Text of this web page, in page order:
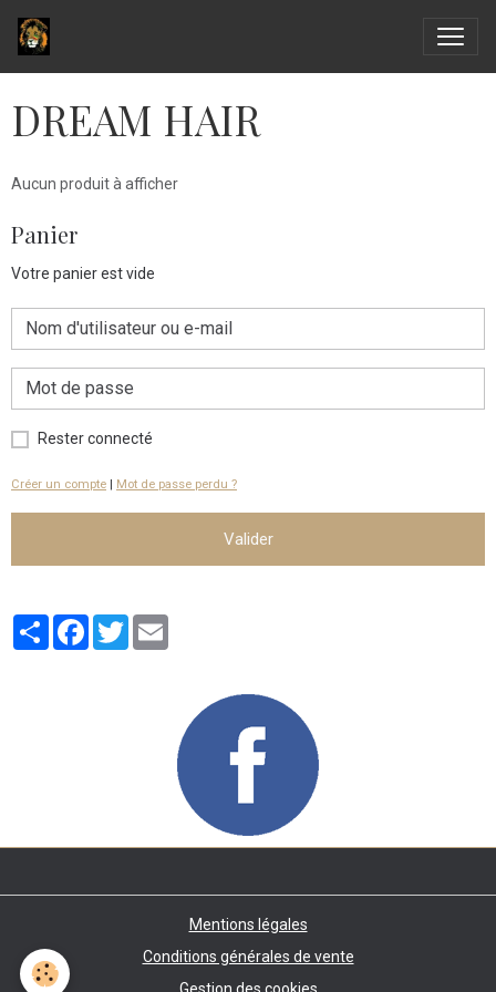
DREAM HAIR
Aucun produit à afficher
Panier
Votre panier est vide
Rester connecté
Créer un compte | Mot de passe perdu ?
Valider
PartagerFacebook
Twitter
Mentions légales
Conditions générales de vente